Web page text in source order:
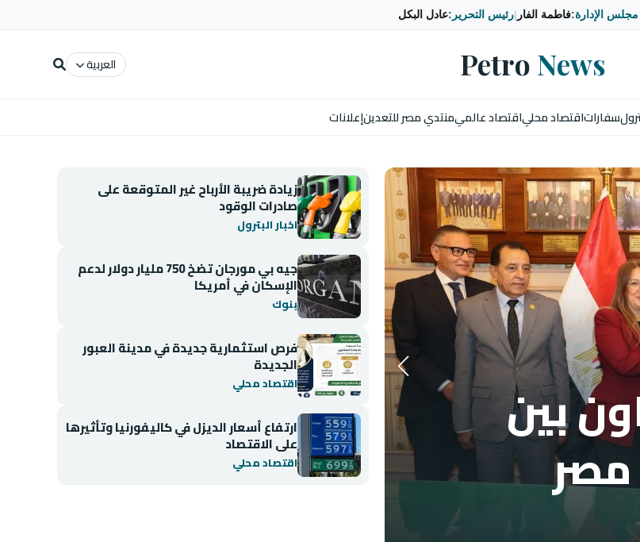
الإدارة:فاطمة الفار رئيس التحرير:عادل البكل
Petro News العربية
سفاراتاقتصاد محلياقتصاد عالميمنتدي مصر للتعدينإعلانات
بين
مصر اقتصاد محلي
زيادة ضريبة الأرباح غير المتوقعة على
صادرات الوقود
اخبار البترول
جيه بي مورجان تضخ 750 مليار دولار لدعم
الإسكان في أمريكا
بنوك
فرص استثمارية جديدة في مدينة العبور
الجديدة
اقتصاد محلي
ارتفاع أسعار الديزل في كاليفورنيا وتأثيرها
على الاقتصاد
اقتصاد محلي